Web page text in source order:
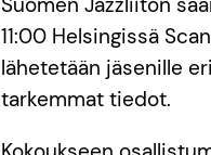
11:00 Helsingissä
lähetetään jäsenille
tarkemmat tiedot.